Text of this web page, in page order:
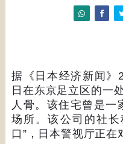
据《日本经济新闻》
日在东京足立区的一
人骨。该住宅曾是一
场所。该公司的社长
口 ” ，日本警视厅正在